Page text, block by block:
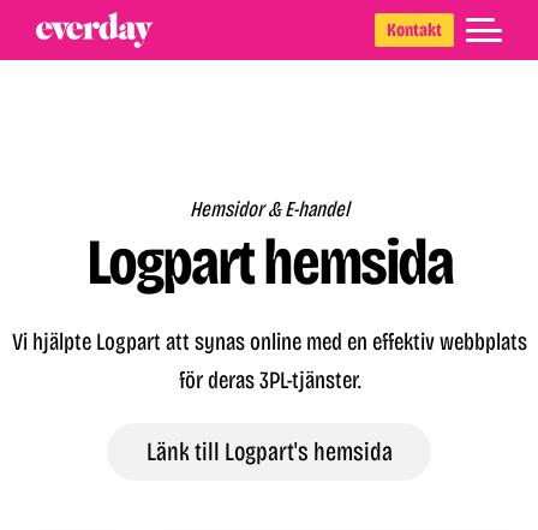
to
primary
to
main
to
footer
Kontakt
Hemsidor & E-handel
Logpart hemsida
Vi hjälpte Logpart att synas online med en effektiv webbplats
för deras 3PL-tjänster.
Länk till Logpart's hemsida